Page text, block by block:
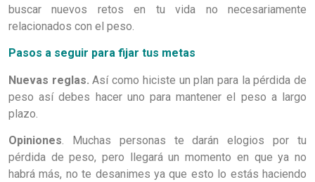
buscar nuevos retos en tu vida no necesariamente
relacionados con el peso.
Pasos a seguir para fijar tus metas
Nuevas reglas. Así como hiciste un plan para la pérdida de
peso así debes hacer uno para mantener el peso a largo
plazo.
Opiniones. Muchas personas te darán elogios por tu
pérdida de peso, pero llegará un momento en que ya no
habrá más, no te desanimes ya que esto lo estás haciendo